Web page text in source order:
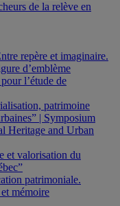
de la relève en
repère et imaginaire.
d’emblème
l’étude de
patrimoine
| Symposium
Heritage and Urban
et valorisation du
patrimoniale.
mémoire